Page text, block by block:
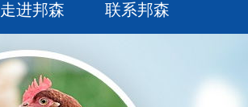
走进邦森 联系邦森